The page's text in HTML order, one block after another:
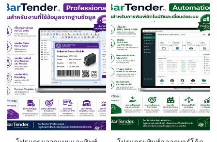
อีเมลล์
เรทติ่ง
ชื่อหัวข้อรีวิว